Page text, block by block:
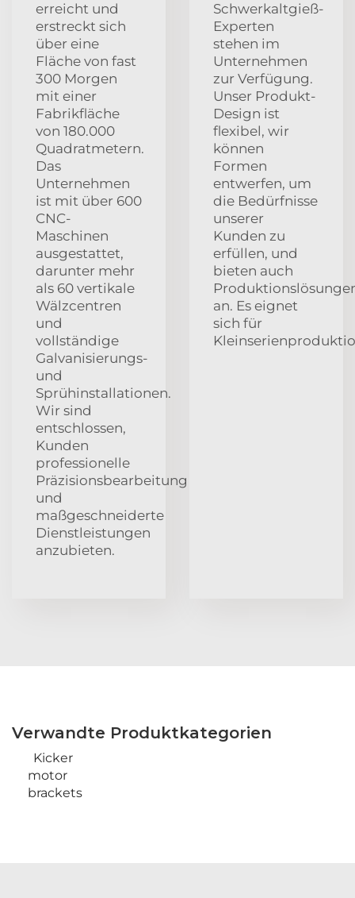
erreicht und
erstreckt sich
über eine
Fläche von fast
300 Morgen
mit einer
Fabrikfläche
von 180.000
Quadratmetern.
Das
Unternehmen
ist mit über 600
CNC-
Maschinen
ausgestattet,
darunter mehr
als 60 vertikale
Wälzcentren
und
vollständige
Galvanisierungs-
und
Sprühinstallationen.
Wir sind
entschlossen,
Kunden
professionelle
Präzisionsbearbeitung
und
maßgeschneiderte
Dienstleistungen
anzubieten.
Schwerkaltgieß-
Experten
stehen im
Unternehmen
zur Verfügung.
Unser Produkt-
Design ist
flexibel, wir
können
Formen
entwerfen, um
die Bedürfnisse
unserer
Kunden zu
erfüllen, und
bieten auch
an. Es eignet
sich für
Verwandte Produktkategorien
Kicker
motor
brackets